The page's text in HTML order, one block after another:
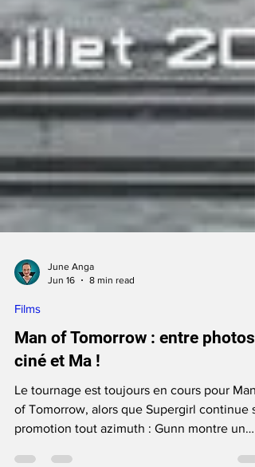
June Anga
Man of Tomorrow : entre photos,
Le tournage est toujours en cours pour Man
of Tomorrow, alors que Supergirl continue